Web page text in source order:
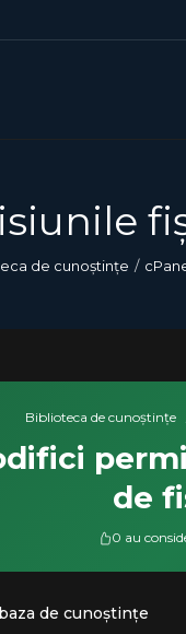
de cunoștințe
Biblioteca de cunoștințe
de
0 au
de cunoștințe